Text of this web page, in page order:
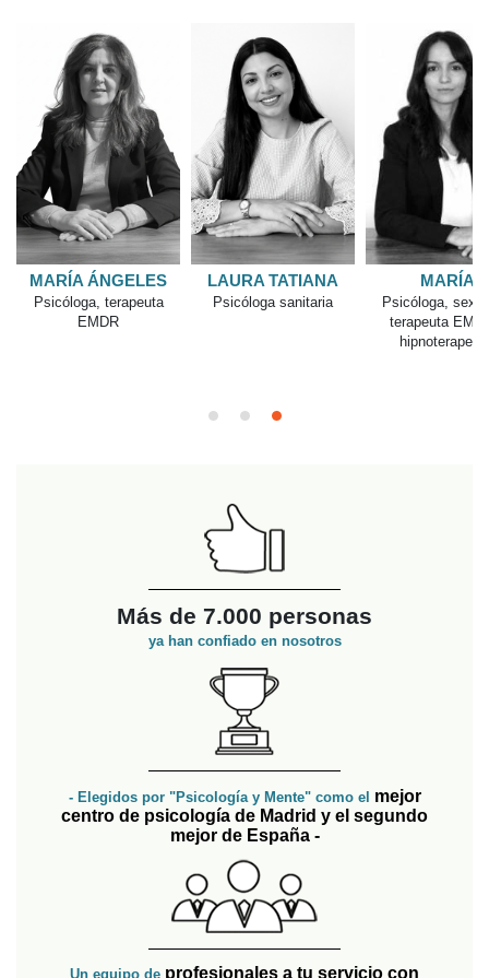
MARÍA
Psicóloga, sexóloga,
terapeuta EMDR e
PILAR
AINARA
Psicóloga
Psicología
Más de 7.000 personas
ya han confiado en nosotros
- Elegidos por "Psicología y Mente" como el mejor
centro de psicología de Madrid y el segundo
mejor de España -
Un equipo de profesionales a tu servicio con